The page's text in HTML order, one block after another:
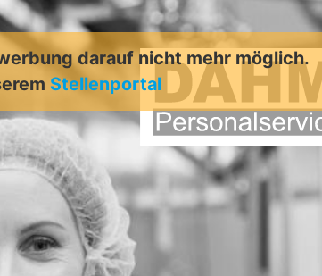
darauf nicht mehr möglich.
Stellenportal